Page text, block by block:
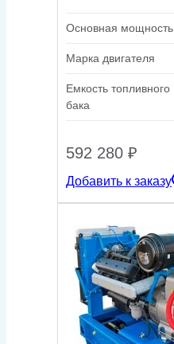
Основная мощность
Марка двигателя
Емкость топливного
бака
592 280 ₽
Добавить к заказу